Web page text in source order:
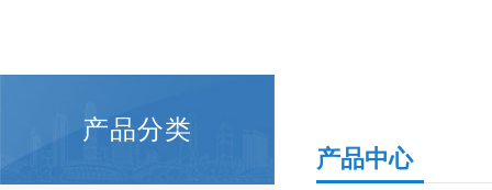
产品分类
产品中心